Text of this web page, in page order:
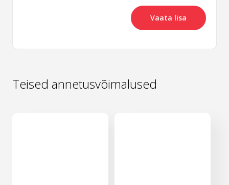
Vaata lisa
Teised annetusvõimalused